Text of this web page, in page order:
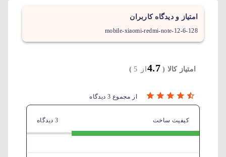
امتیاز و دیدگاه کاربران
mobile-xiaomi-redmi-note-12-6-128
امتیاز کالا ( 4.7از 5 )
از مجموع 3 دیدگاه
کیفیت ساخت 3 دیدگاه